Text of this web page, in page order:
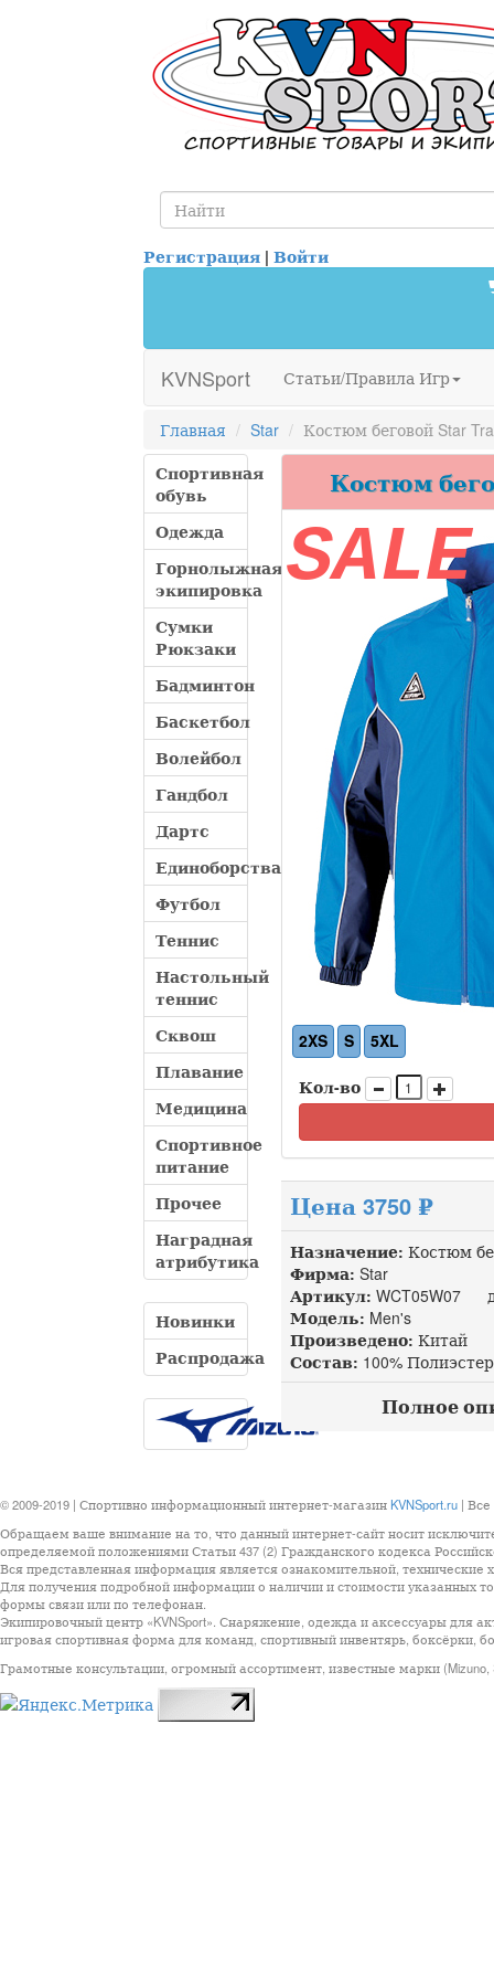
Регистрация | Войти
KVNSport Статьи/Правила Игр
Главная Star
Костюм беговой Star
Спортивная
обувь
Одежда
Горнолыжная
экипировка
Сумки
Рюкзаки
Бадминтон
Баскетбол
Волейбол
Гандбол
Дартс
Единоборства
Футбол
Теннис
Настольный
теннис
Сквош
Плавание
Медицина
Спортивное
питание
Прочее
Наградная
атрибутика
Новинки
Распродажа
Костюм
SALE
2XS S 5XL
Кол-во
Цена 3750 ₽
Назначение: Костюм
Фирма: Star
Артикул: WCT05W07
Модель: Men's
Произведено: Китай
Состав: 100% Полиэстер
Полное
© 2009-2019 | Спортивно информационный интернет-магазин KVNSport.ru |
Обращаем ваше внимание на то, что данный интернет-сайт носит
определяемой положениями Статьи 437 (2) Гражданского кодекса
Вся представленная информация является ознакомительной, технические
Для получения подробной информации о наличии и стоимости указанных
формы связи или по телефонан.
Экипировочный центр «KVNSport». Снаряжение, одежда и аксессуары для
игровая спортивная форма для команд, спортивный инвентярь, боксёрки,
Грамотные консультации, огромный ассортимент, известные марки (Mizuno,